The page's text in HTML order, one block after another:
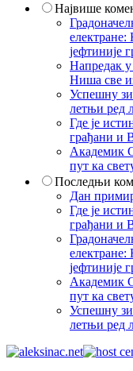
Највише
електране:
јефтиније
Напредак у
Ниша све
Успешну
летњи ред
Где је
грађани и
Академик
пут ка
Последњи
Дан
Где је
грађани и
електране:
јефтиније
Академик
пут ка
Успешну
летњи ред